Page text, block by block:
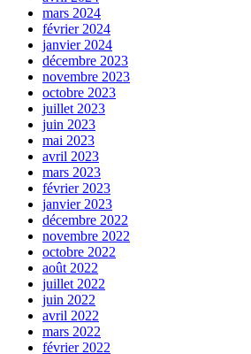
mars 2024
février 2024
janvier 2024
décembre 2023
novembre 2023
octobre 2023
juillet 2023
juin 2023
mai 2023
avril 2023
mars 2023
février 2023
janvier 2023
décembre 2022
novembre 2022
octobre 2022
août 2022
juillet 2022
juin 2022
avril 2022
mars 2022
février 2022